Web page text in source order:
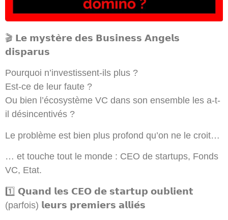
🎬 𝗟𝗲 𝗺𝘆𝘀𝘁𝗲̀𝗿𝗲 𝗱𝗲𝘀 𝗕𝘂𝘀𝗶𝗻𝗲𝘀𝘀 𝗔𝗻𝗴𝗲𝗹𝘀
𝗱𝗶𝘀𝗽𝗮𝗿𝘂𝘀
Pourquoi n’investissent-ils plus ?
Est-ce de leur faute ?
Ou bien l’écosystème VC dans son ensemble les a-t-
il désincentivés ?
Le problème est bien plus profond qu’on ne le croit…
… et touche tout le monde : CEO de startups, Fonds
VC, Etat.
1️⃣ 𝗤𝘂𝗮𝗻𝗱 𝗹𝗲𝘀 𝗖𝗘𝗢 𝗱𝗲 𝘀𝘁𝗮𝗿𝘁𝘂𝗽 𝗼𝘂𝗯𝗹𝗶𝗲𝗻𝘁
(parfois) 𝗹𝗲𝘂𝗿𝘀 𝗽𝗿𝗲𝗺𝗶𝗲𝗿𝘀 𝗮𝗹𝗹𝗶𝗲́𝘀